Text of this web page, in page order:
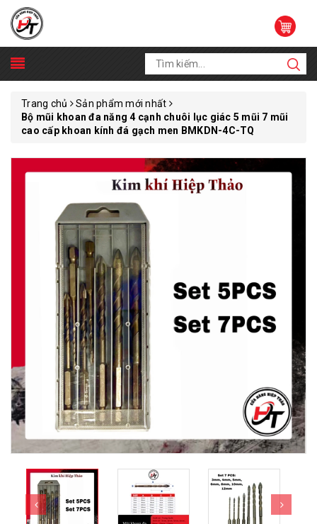
Trang chủ
Sản phẩm mới nhất
Bộ mũi khoan đa năng 4 cạnh chuôi lục giác 5 mũi 7 mũi
cao cấp khoan kính đá gạch men BMKDN-4C-TQ